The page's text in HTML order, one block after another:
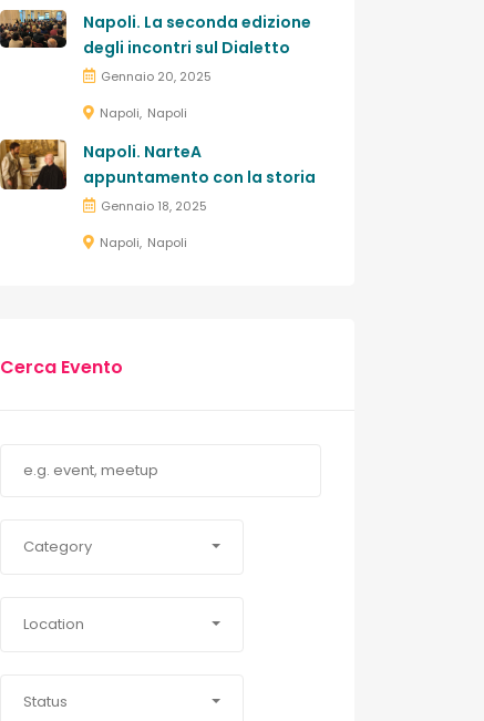
Napoli. La seconda edizione
degli incontri sul Dialetto
Gennaio 20, 2025
Napoli Napoli
Napoli. NarteA
appuntamento con la storia
Gennaio 18, 2025
Napoli Napoli
Cerca Evento
Category
Location
Status